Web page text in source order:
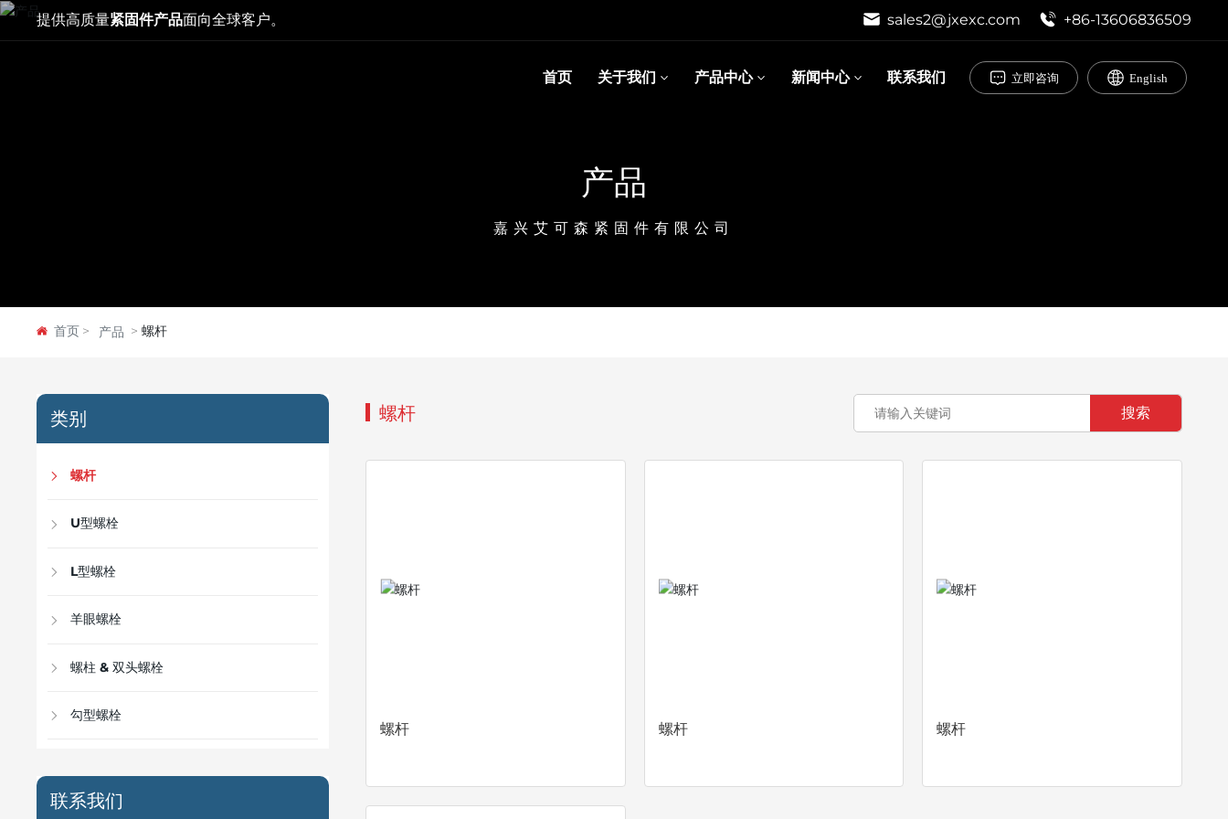
提供高质量紧固件产品面向全球客户。 sales2@jxexc.com +86-13606836509
首页 关于我们 产品中心 新闻中心 联系我们 立即咨询 English
产品
嘉兴艾可森紧固件有限公司
首页 产品 螺杆
类别
螺杆
U型螺栓
L型螺栓
羊眼螺栓
螺柱 & 双头螺栓
勾型螺栓
联系我们
螺杆 搜索
螺杆 螺杆 螺杆